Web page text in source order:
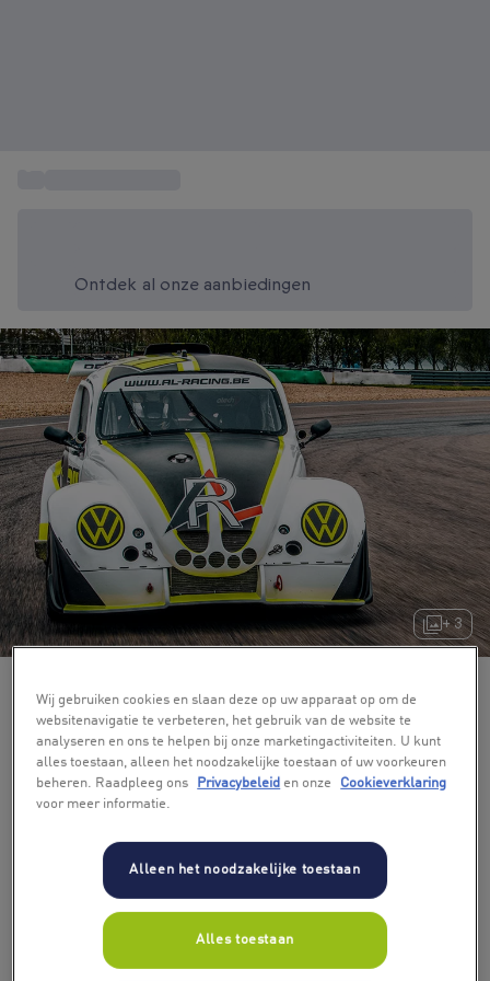
Ontdek al onze aanbiedingen
+ 3
Kies aantal rondes
6 rondes als piloot en 5 rondes als copiloot
AP : € 220,00 -13%
Wij gebruiken cookies en slaan deze op uw apparaat op om de
websitenavigatie te verbeteren, het gebruik van de website te
analyseren en ons te helpen bij onze marketingactiviteiten. U kunt
alles toestaan, alleen het noodzakelijke toestaan of uw voorkeuren
beheren. Raadpleeg ons
Privacybeleid en onze
Cookieverklaring
voor meer informatie.
Alleen het noodzakelijke toestaan
Alles toestaan